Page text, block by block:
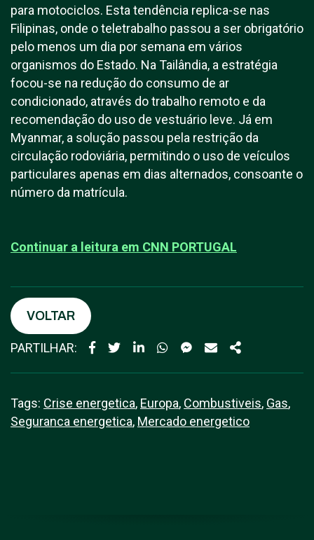
para motociclos. Esta tendência replica-se nas
Filipinas, onde o teletrabalho passou a ser obrigatório
pelo menos um dia por semana em vários
organismos do Estado. Na Tailândia, a estratégia
focou-se na redução do consumo de ar
condicionado, através do trabalho remoto e da
recomendação do uso de vestuário leve. Já em
Myanmar, a solução passou pela restrição da
circulação rodoviária, permitindo o uso de veículos
particulares apenas em dias alternados, consoante o
número da matrícula.
Continuar a leitura em CNN PORTUGAL
VOLTAR
PARTILHAR:
Tags: Crise energetica, Europa, Combustiveis, Gas,
Seguranca energetica, Mercado energetico